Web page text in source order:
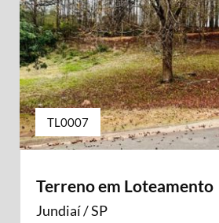
TL0007
Terreno em Loteamento
Jundiaí / SP